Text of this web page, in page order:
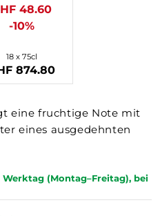
48.60
-10%
18 x 75cl
874.80
eine fruchtige Note mit
eines ausgedehnten
(Montag–Freitag), bei